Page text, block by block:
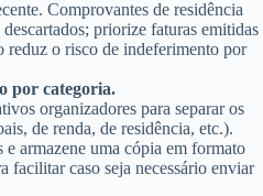
Comprovantes de residência
priorize faturas emitidas
reduz o risco de indeferimento por
por categoria.
organizadores para separar os
de renda, de residência, etc.).
armazene uma cópia em formato
facilitar caso seja necessário enviar